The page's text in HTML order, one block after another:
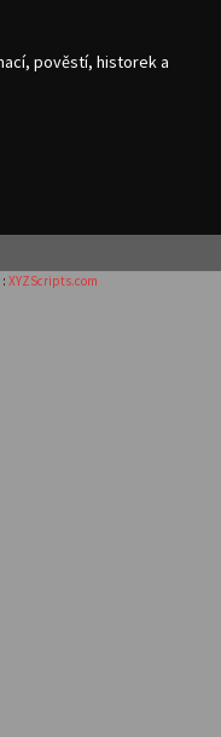
pověstí, historek a
XYZScripts.com